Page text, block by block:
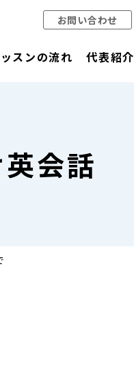
スンの流れ 代表紹介
お問い合わせ
会話